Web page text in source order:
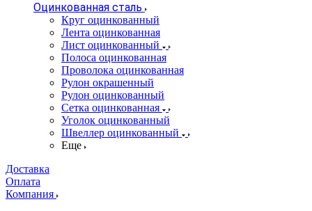
Оцинкованная сталь
Круг оцинкованный
Лента оцинкованная
Лист оцинкованный
Полоса оцинкованная
Проволока оцинкованная
Рулон окрашенный
Рулон оцинкованный
Сетка оцинкованная
Уголок оцинкованный
Швеллер оцинкованный
Еще
Доставка
Оплата
Компания